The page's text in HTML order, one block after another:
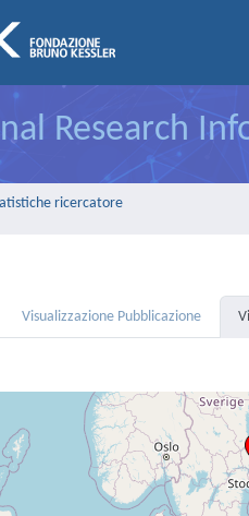
Research
ricercatore
Visualizzazione Pubblicazione